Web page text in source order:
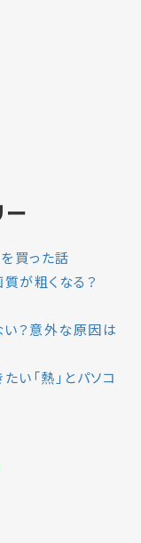
買った話
が粗くなる？
？意外な原因は
い「熱」とパソコ